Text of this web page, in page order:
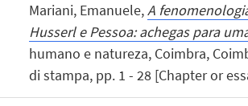
Mariani, Emanuele,A
Husserl e Pessoa: achegas para
humano e natureza, Coimbra,
di stampa, pp. 1 - 28 [Chapter or